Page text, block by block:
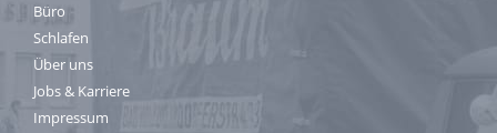
Büro
Schlafen
Über uns
Jobs & Karriere
Impressum